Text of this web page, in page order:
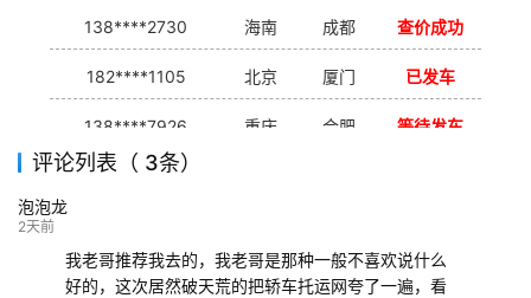
138****2730 海南 成都 查价成功
182****1105 北京 厦门 已发车
138****7926 重庆 合肥 等待发车
139****9233
评论列表（ 3条）
泡泡龙
2天前
我老哥推荐我去的，我老哥是那种一般不喜欢说什么
好的，这次居然破天荒的把轿车托运网夸了一遍，看